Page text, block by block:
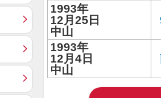
1993年
12月25日
中山
1993年
12月4日
中山